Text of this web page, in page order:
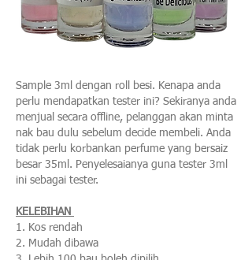
Sample 3ml dengan roll besi. Kenapa anda
perlu mendapatkan tester ini? Sekiranya anda
menjual secara offline, pelanggan akan minta
nak bau dulu sebelum decide membeli. Anda
tidak perlu korbankan perfume yang bersaiz
besar 35ml. Penyelesaianya guna tester 3ml
ini sebagai tester.
KELEBIHAN
1. Kos rendah
2. Mudah dibawa